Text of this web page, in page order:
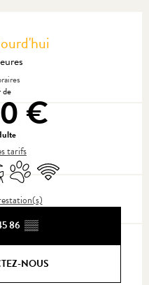
€
tarifs
Animaux acceptés
WiFi
86 ▒▒
NOUS